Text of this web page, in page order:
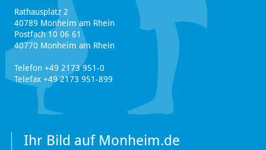
Rathausplatz 2
40789 Monheim am Rhein
Postfach 10 06 61
40770 Monheim am Rhein
Telefon +49 2173 951-0
Telefax +49 2173 951-899
Ihr Bild auf Monheim.de